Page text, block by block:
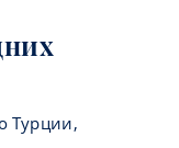
Турции,